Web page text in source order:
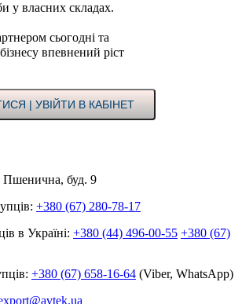
у власних складах.
сьогодні та
впевнений ріст
| УВІЙТИ В КАБІНЕТ
Пшенична, буд. 9
+380 (67) 280-78-17
в Україні: +380 (44) 496-00-55 +380 (67)
+380 (67) 658-16-64 (Viber, WhatsApp)